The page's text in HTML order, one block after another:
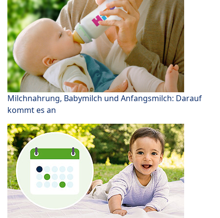
Milchnahrung, Babymilch und Anfangsmilch: Darauf
kommt es an